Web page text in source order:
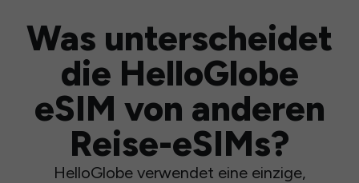
Was unterscheidet
die HelloGlobe
eSIM von anderen
Reise-eSIMs?
HelloGlobe verwendet eine einzige,